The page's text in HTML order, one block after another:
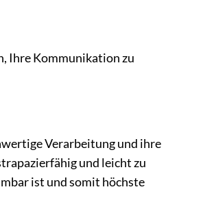
Ihre Kommunikation zu
Verarbeitung und ihre
und leicht zu
ist und somit höchste